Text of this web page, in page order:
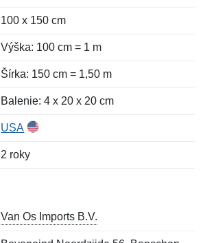
100 x 150 cm
Výška: 100 cm = 1 m
Šírka: 150 cm = 1,50 m
Balenie: 4 x 20 x 20 cm
USA
2 roky
Van Os Imports B.V.